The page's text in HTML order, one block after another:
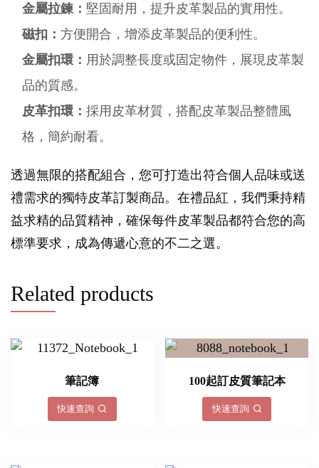
金屬拉鍊： 堅固耐用，提升皮革製品的實用性。
磁扣： 方便開合，增添皮革製品的便利性。
金屬扣環： 用於調整長度或固定物件，展現皮革製
品的質感。
皮革扣環： 採用皮革材質，搭配皮革製品整體風
格，簡約耐看。
透過無限的搭配組合，您可打造出符合個人品味或送
禮需求的獨特皮革訂製商品。在禮品紅，我們秉持精
益求精的品質精神，確保每件皮革製品都符合您的高
標準要求，成為傳遞心意的不二之選。
Related products
筆記簿
快速查詢
100起訂皮質筆記本
快速查詢